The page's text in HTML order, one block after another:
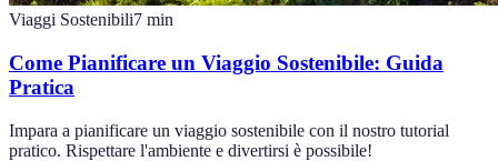
Viaggi Sostenibili7 min
Come Pianificare un Viaggio Sostenibile: Guida
Pratica
Impara a pianificare un viaggio sostenibile con il nostro tutorial
pratico. Rispettare l'ambiente e divertirsi è possibile!